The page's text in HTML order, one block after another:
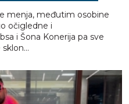
MUŠKARACA
menja, međutim osobine
i Šona Konerija pa sve